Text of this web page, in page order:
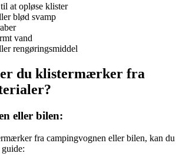
at opløse klister
blød svamp
vand
rengøringsmiddel
du klistermærker fra
eller bilen:
fra campingvognen eller bilen, kan du